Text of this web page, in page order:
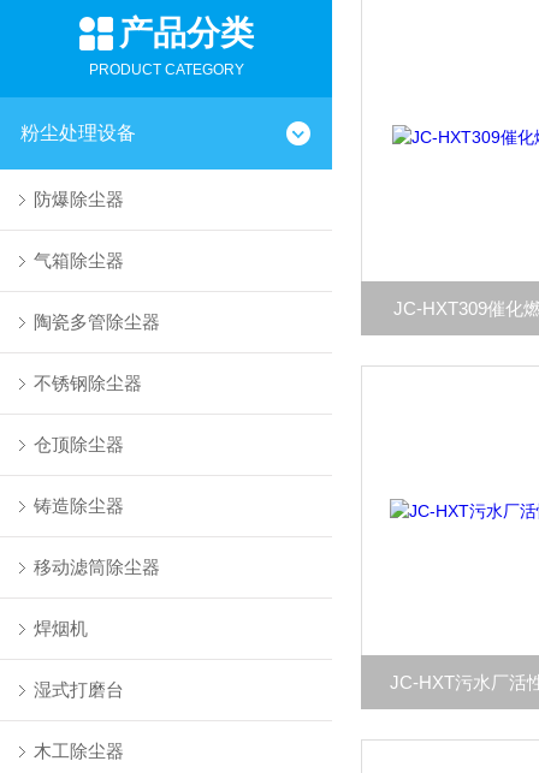
产品分类
PRODUCT CATEGORY
粉尘处理设备
防爆除尘器
气箱除尘器
陶瓷多管除尘器
不锈钢除尘器
仓顶除尘器
铸造除尘器
移动滤筒除尘器
焊烟机
湿式打磨台
木工除尘器
JC-HXT309催化
JC-HXT污水厂活